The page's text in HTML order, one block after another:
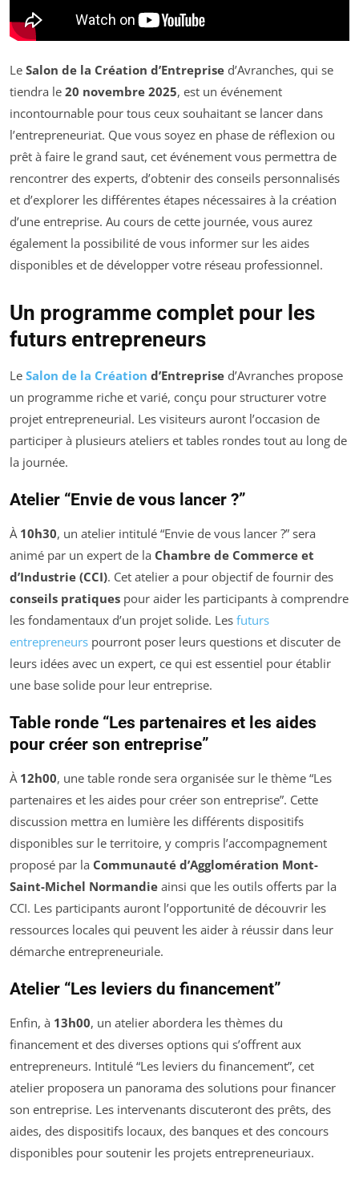
Le Salon de la Création d’Entreprise d’Avranches, qui se
tiendra le 20 novembre 2025, est un événement
incontournable pour tous ceux souhaitant se lancer dans
l’entrepreneuriat. Que vous soyez en phase de réflexion ou
prêt à faire le grand saut, cet événement vous permettra de
rencontrer des experts, d’obtenir des conseils personnalisés
et d’explorer les différentes étapes nécessaires à la création
d’une entreprise. Au cours de cette journée, vous aurez
également la possibilité de vous informer sur les aides
disponibles et de développer votre réseau professionnel.
Un programme complet pour les
futurs entrepreneurs
Le Salon de la Création d’Entreprise d’Avranches propose
un programme riche et varié, conçu pour structurer votre
projet entrepreneurial. Les visiteurs auront l’occasion de
participer à plusieurs ateliers et tables rondes tout au long de
la journée.
Atelier “Envie de vous lancer ?”
À 10h30, un atelier intitulé “Envie de vous lancer ?” sera
animé par un expert de la Chambre de Commerce et
d’Industrie (CCI). Cet atelier a pour objectif de fournir des
conseils pratiques pour aider les participants à comprendre
les fondamentaux d’un projet solide. Les futurs
entrepreneurs pourront poser leurs questions et discuter de
leurs idées avec un expert, ce qui est essentiel pour établir
une base solide pour leur entreprise.
Table ronde “Les partenaires et les aides
pour créer son entreprise”
À 12h00, une table ronde sera organisée sur le thème “Les
partenaires et les aides pour créer son entreprise”. Cette
discussion mettra en lumière les différents dispositifs
disponibles sur le territoire, y compris l’accompagnement
proposé par la Communauté d’Agglomération Mont-
Saint-Michel Normandie ainsi que les outils offerts par la
CCI. Les participants auront l’opportunité de découvrir les
ressources locales qui peuvent les aider à réussir dans leur
démarche entrepreneuriale.
Atelier “Les leviers du financement”
Enfin, à 13h00, un atelier abordera les thèmes du
financement et des diverses options qui s’offrent aux
entrepreneurs. Intitulé “Les leviers du financement”, cet
atelier proposera un panorama des solutions pour financer
son entreprise. Les intervenants discuteront des prêts, des
aides, des dispositifs locaux, des banques et des concours
disponibles pour soutenir les projets entrepreneuriaux.